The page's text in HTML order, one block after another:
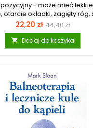
- może mieć
otarcie okładki, zagięty
jest pełnowartościowy.
wewnętrzną
wewnętrzny krytyk odbiera
funkcjonowanie? Lęk
natłok
Sposób, w jaki
Cena
22,20 zł Cena
podstawowa
44,40 zł
 Dodaj do koszyka